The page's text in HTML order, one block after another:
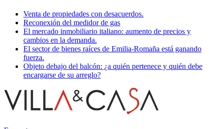
Venta de propiedades con desacuerdos.
Reconexión del medidor de gas
El mercado inmobiliario italiano: aumento de precios y
cambios en la demanda.
El sector de bienes raíces de Emilia-Romaña está ganando
fuerza.
Objeto debajo del balcón: ¿a quién pertenece y quién debe
encargarse de su arreglo?